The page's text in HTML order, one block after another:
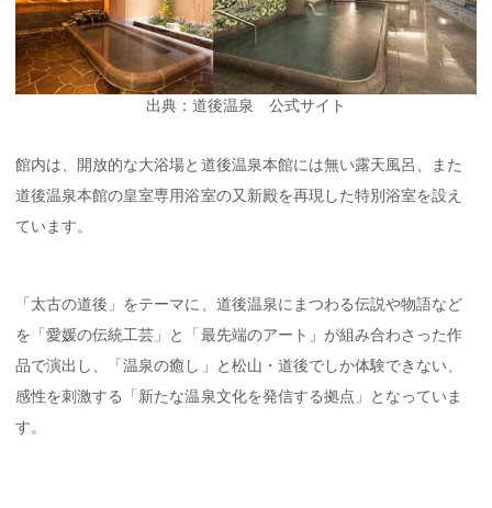
出典：道後温泉 公式サイト
館内は、開放的な大浴場と道後温泉本館には無い露天風呂、また
道後温泉本館の皇室専用浴室の又新殿を再現した特別浴室を設え
ています。
「太古の道後」をテーマに、道後温泉にまつわる伝説や物語など
を「愛媛の伝統工芸」と「最先端のアート」が組み合わさった作
品で演出し、「温泉の癒し」と松山・道後でしか体験できない、
感性を刺激する「新たな温泉文化を発信する拠点」となっていま
す。